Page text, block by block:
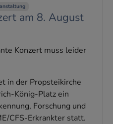
am 8. August
Konzert muss leider
in der Propsteikirche
König-Platz ein
Forschung und
CFS-Erkrankter statt.